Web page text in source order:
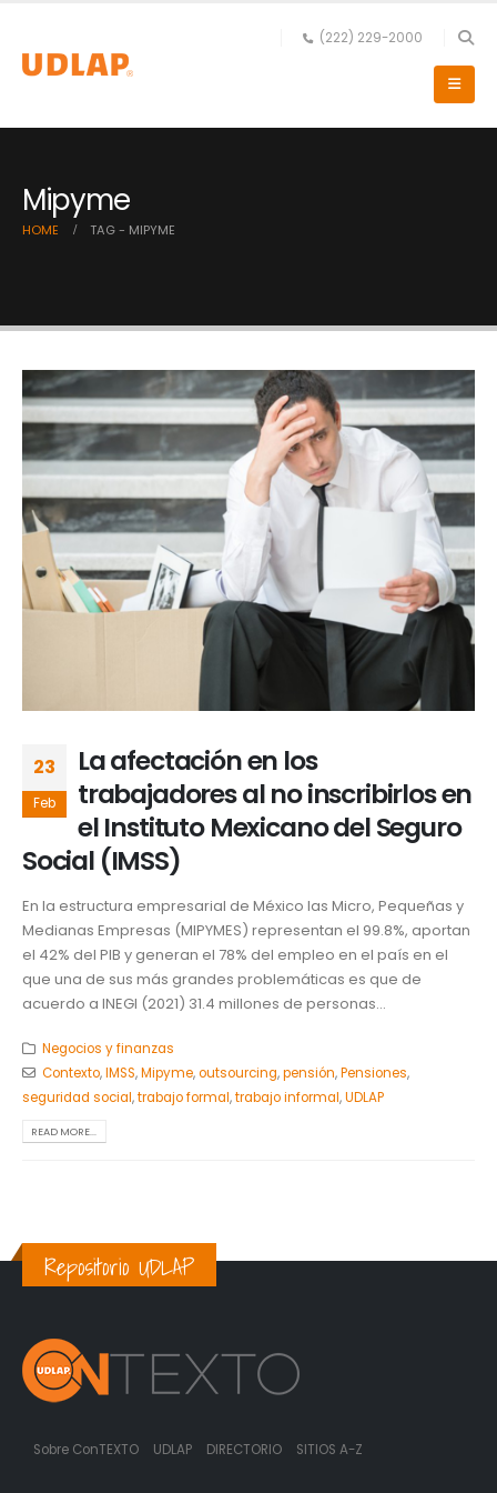
(222) 229-2000
Mipyme
HOME TAG - MIPYME
23
Feb
La afectación en los
trabajadores al no inscribirlos en
el Instituto Mexicano del Seguro
Social (IMSS)
En la estructura empresarial de México las Micro, Pequeñas y
Medianas Empresas (MIPYMES) representan el 99.8%, aportan
el 42% del PIB y generan el 78% del empleo en el país en el
que una de sus más grandes problemáticas es que de
acuerdo a INEGI (2021) 31.4 millones de personas...
Negocios y finanzas
Contexto,IMSS,Mipyme,outsourcing,pensión,Pensiones,
seguridad social,trabajo formal,trabajo informal,UDLAP
READ MORE...
Repositorio UDLAP
Sobre ConTEXTO UDLAP DIRECTORIO SITIOS A-Z